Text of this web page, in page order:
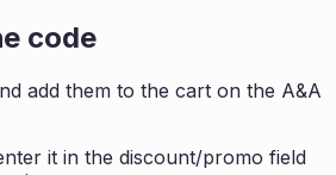
code
add them to the cart on the A&A
it in the discount/promo field